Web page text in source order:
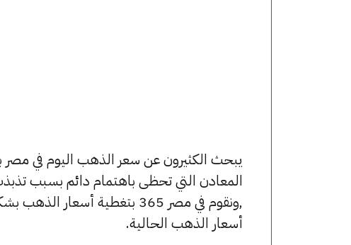
المعادن التي تحظى باهتمام دائم بسبب
,ونقوم في مصر 365 بتغطية
أسعار الذهب الحالية.